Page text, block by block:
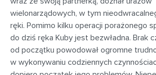
wielonarządowych, w tym
ręki. Pomimo kilku operacji porażonego
do dziś ręka Kuby jest bezwładna. Brak
od początku powodował ogromne
w wykonywaniu codziennych